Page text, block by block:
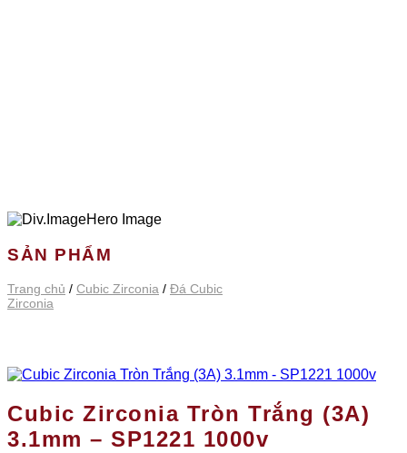
SẢN PHẨM
Trang chủ / Cubic Zirconia / Đá Cubic
Zirconia
Cubic Zirconia Tròn Trắng (3A)
3.1mm – SP1221 1000v